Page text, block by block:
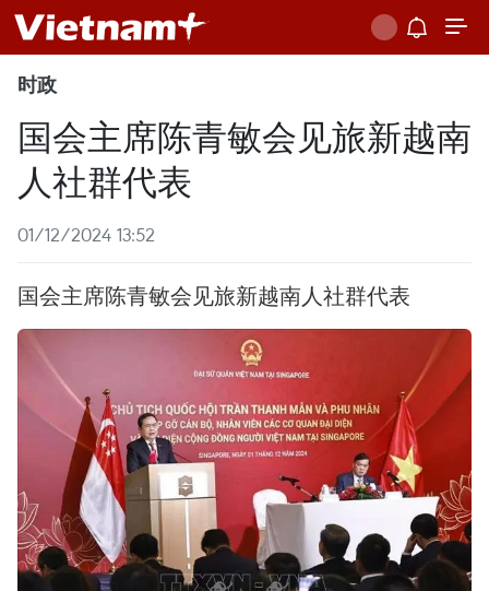
时政
国会主席陈青敏会见旅新越南
人社群代表
01/12/2024 13:52
国会主席陈青敏会见旅新越南人社群代表